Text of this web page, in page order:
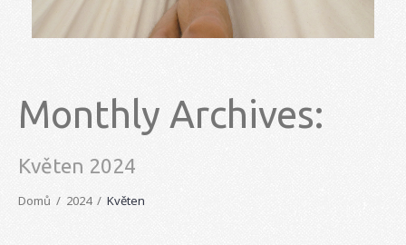
Monthly Archives:
Květen 2024
Domů 2024 Květen